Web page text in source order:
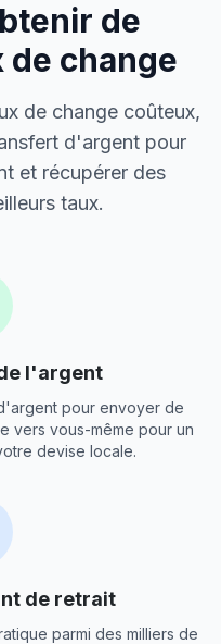
de
de change
de change coûteux,
d'argent pour
et récupérer des
taux.
l'argent
pour envoyer de
vers vous-même pour un
devise locale.
de retrait
parmi des milliers de